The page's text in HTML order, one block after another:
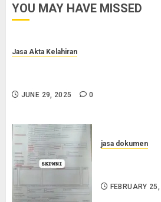
YOU MAY HAVE MISSED
Jasa Akta Kelahiran
JUNE 29, 2025 0
jasa dokumen
FEBRUARY